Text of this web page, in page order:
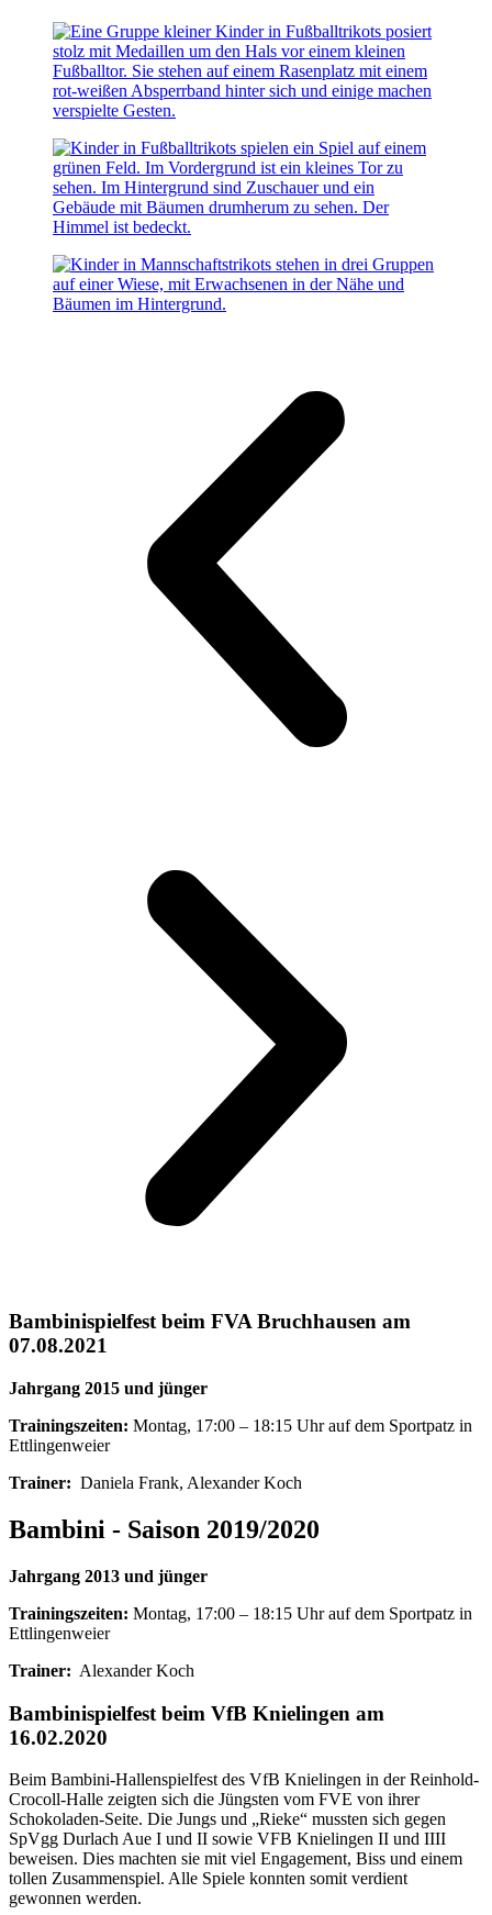
Bambinispielfest beim FVA Bruchhausen am
07.08.2021
Jahrgang 2015 und jünger
Trainingszeiten: Montag, 17:00 – 18:15 Uhr auf dem Sportpatz in
Ettlingenweier
Trainer: Daniela Frank, Alexander Koch
Bambini - Saison 2019/2020
Jahrgang 2013 und jünger
Trainingszeiten: Montag, 17:00 – 18:15 Uhr auf dem Sportpatz in
Ettlingenweier
Trainer: Alexander Koch
Bambinispielfest beim VfB Knielingen am
16.02.2020
Beim Bambini-Hallenspielfest des VfB Knielingen in der Reinhold-
Crocoll-Halle zeigten sich die Jüngsten vom FVE von ihrer
Schokoladen-Seite. Die Jungs und „Rieke“ mussten sich gegen
SpVgg Durlach Aue I und II sowie VFB Knielingen II und IIII
beweisen. Dies machten sie mit viel Engagement, Biss und einem
tollen Zusammenspiel. Alle Spiele konnten somit verdient
gewonnen werden.